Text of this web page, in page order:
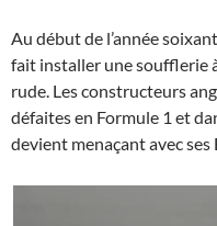
Au début de l’année
fait installer une soufflerie
rude. Les constructeurs
défaites en Formule 1 et
devient menaçant avec ses